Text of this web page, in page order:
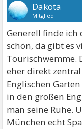
Dakota
Mitglied
Generell finde ich
schön, da gibt es
Tourischwemme.
eher direkt
Englischen
in den großen
man seine Ruhe.
München echt